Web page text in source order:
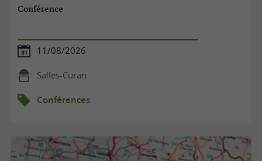
Conférence
11/08/2026
Salles-Curan
Conférences